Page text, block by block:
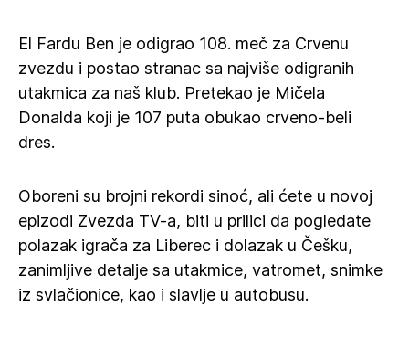
El Fardu Ben je odigrao 108. meč za Crvenu
zvezdu i postao stranac sa najviše odigranih
utakmica za naš klub. Pretekao je Mičela
Donalda koji je 107 puta obukao crveno-beli
dres.
Oboreni su brojni rekordi sinoć, ali ćete u novoj
epizodi Zvezda TV-a, biti u prilici da pogledate
polazak igrača za Liberec i dolazak u Češku,
zanimljive detalje sa utakmice, vatromet, snimke
iz svlačionice, kao i slavlje u autobusu.